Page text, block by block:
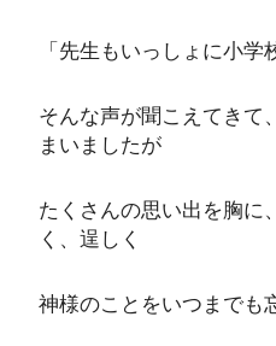
「先生もいっしょに小学
そんな声が聞こえてきて
まいましたが
たくさんの思い出を胸に
く、逞しく
神様のことをいつまでも